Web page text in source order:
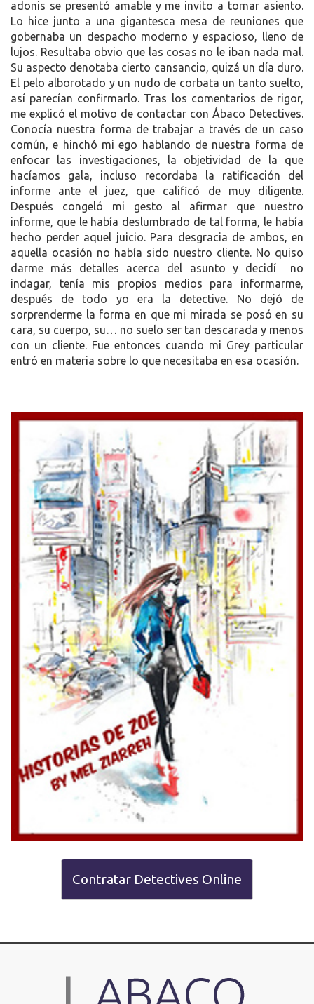
adonis se presentó amable y me invito a tomar asiento.
Lo hice junto a una gigantesca mesa de reuniones que
gobernaba un despacho moderno y espacioso, lleno de
lujos. Resultaba obvio que las cosas no le iban nada mal.
Su aspecto denotaba cierto cansancio, quizá un día duro.
El pelo alborotado y un nudo de corbata un tanto suelto,
así parecían confirmarlo. Tras los comentarios de rigor,
me explicó el motivo de contactar con Ábaco Detectives.
Conocía nuestra forma de trabajar a través de un caso
común, e hinchó mi ego hablando de nuestra forma de
enfocar las investigaciones, la objetividad de la que
hacíamos gala, incluso recordaba la ratificación del
informe ante el juez, que calificó de muy diligente.
Después congeló mi gesto al afirmar que nuestro
informe, que le había deslumbrado de tal forma, le había
hecho perder aquel juicio. Para desgracia de ambos, en
aquella ocasión no había sido nuestro cliente. No quiso
darme más detalles acerca del asunto y decidí no
indagar, tenía mis propios medios para informarme,
después de todo yo era la detective. No dejó de
sorprenderme la forma en que mi mirada se posó en su
cara, su cuerpo, su… no suelo ser tan descarada y menos
con un cliente. Fue entonces cuando mi Grey particular
entró en materia sobre lo que necesitaba en esa ocasión.
Contratar Detectives Online